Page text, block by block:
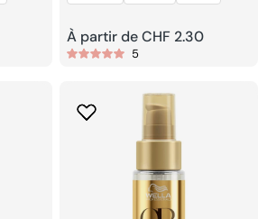
Prix
À partir de CHF 2.30
5